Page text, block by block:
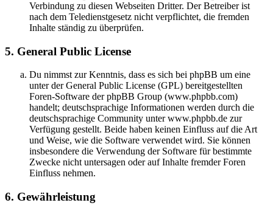
Verbindung zu diesen Webseiten Dritter. Der Betreiber ist
nach dem Teledienstgesetz nicht verpflichtet, die fremden
Inhalte ständig zu überprüfen.
5. General Public License
Du nimmst zur Kenntnis, dass es sich bei phpBB um eine
unter der General Public License (GPL) bereitgestellten
Foren-Software der phpBB Group (www.phpbb.com)
handelt; deutschsprachige Informationen werden durch die
deutschsprachige Community unter www.phpbb.de zur
Verfügung gestellt. Beide haben keinen Einfluss auf die Art
und Weise, wie die Software verwendet wird. Sie können
insbesondere die Verwendung der Software für bestimmte
Zwecke nicht untersagen oder auf Inhalte fremder Foren
Einfluss nehmen.
6. Gewährleistung